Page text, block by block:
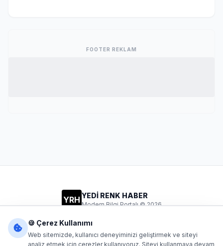
FOOTER REKLAM
YRH YEDİ RENK HABER
Modern Bilgi Portalı © 2026
🍪 Çerez Kullanımı
Web sitemizde, kullanıcı deneyiminizi geliştirmek ve siteyi
analiz etmek için çerezler kullanıyoruz. Siteyi kullanmaya devam